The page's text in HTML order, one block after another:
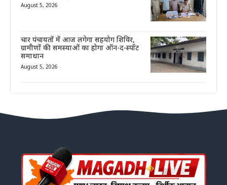
August 5, 2026
चार पंचायतों में आज लगेगा सहयोग शिविर,
ग्रामीणों की समस्याओं का होगा ऑन-द-स्पॉट
समाधान
August 5, 2026